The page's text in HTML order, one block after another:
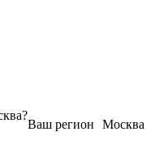
Москва
Ваш регион
?